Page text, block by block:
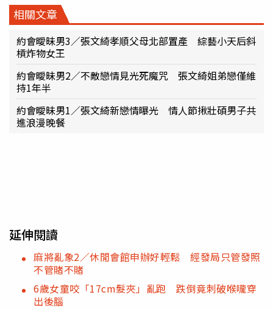
相關文章
約會曖昧男3／張文綺孝順父母北部置產 綜藝小天后斜
槓炸物女王
約會曖昧男2／不敵戀情見光死魔咒 張文綺姐弟戀僅維
持1年半
約會曖昧男1／張文綺新戀情曝光 情人節揪壯碩男子共
進浪漫晚餐
延伸閱讀
麻將亂象2／休閒會館申辦好輕鬆 經發局只管發照
不管賭不賭
6歲女童咬「17cm髮夾」亂跑 跌倒竟刺破喉嚨穿
出後腦